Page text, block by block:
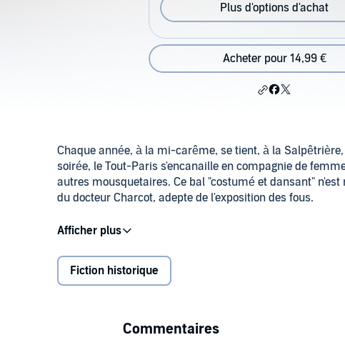
Plus d'options d'achat
Acheter pour 14,99 €
Chaque année, à la mi-carême, se tient, à la
soirée, le Tout-Paris s'encanaille en compagnie de
autres mousquetaires. Ce bal "costumé et dansant"
du docteur Charcot, adepte de l'exposition des fous.
Dans ce livre audio terrible et puissant, Victoria Mas
société masculine qui leur interdit tout écart et les
corps et âme au célèbre neurologue ; Louise, une jeune
grand cœur ; Eugénie enfin qui, parce qu'elle dialogue
Un hymne à la liberté pour toutes les femmes que le
Fiction historique
Commentaires